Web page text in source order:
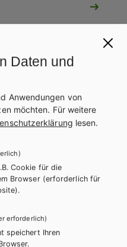
Teilen
dieser
Daten und
Anwendungen von
möchten. Für weitere
lesen.
Cookie für die
Browser (erforderlich für
erforderlich)
speichert Ihren